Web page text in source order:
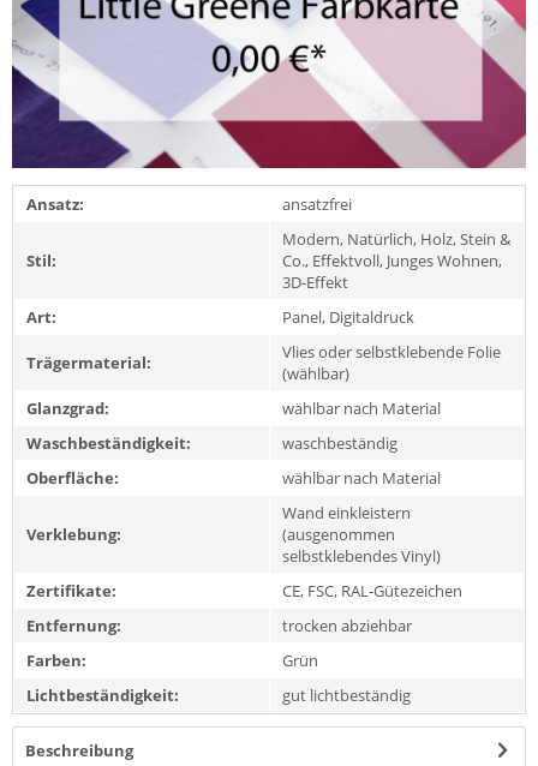
Ansatz: ansatzfrei
Stil:
Modern, Natürlich, Holz, Stein &
Co., Effektvoll, Junges Wohnen,
3D-Effekt
Art:
Panel, Digitaldruck
Trägermaterial:
Vlies oder selbstklebende Folie
(wählbar)
Glanzgrad:
wählbar nach Material
Waschbeständigkeit:
waschbeständig
Oberfläche:
wählbar nach Material
Verklebung:
Wand einkleistern
(ausgenommen
selbstklebendes Vinyl)
Zertifikate:
CE, FSC, RAL-Gütezeichen
Entfernung:
trocken abziehbar
Farben:
Grün
Lichtbeständigkeit:
gut lichtbeständig
Beschreibung